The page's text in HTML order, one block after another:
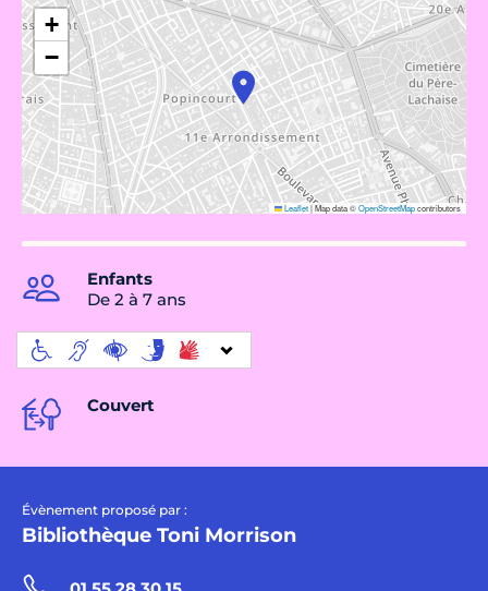
+
−
Leaflet|Map data ©OpenStreetMapcontributors
Enfants
De 2 à 7 ans
Couvert
Évènement proposé par :
Bibliothèque Toni Morrison